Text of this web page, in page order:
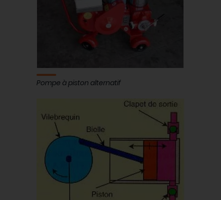
Pompe à piston alternatif